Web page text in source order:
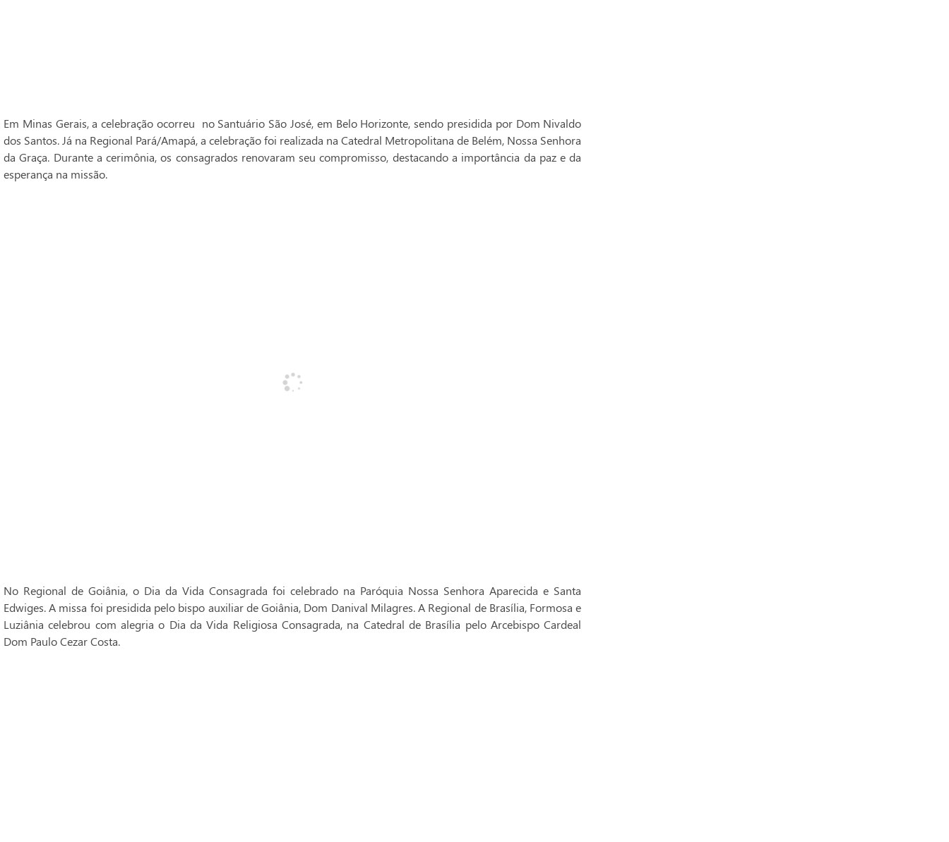
Em Minas Gerais, a celebração ocorreu no Santuário São José, em Belo Horizonte, sendo presidida por Dom Nivaldo
dos Santos. Já na Regional Pará/Amapá, a celebração foi realizada na Catedral Metropolitana de Belém, Nossa Senhora
da Graça. Durante a cerimônia, os consagrados renovaram seu compromisso, destacando a importância da paz e da
esperança na missão.
No Regional de Goiânia, o Dia da Vida Consagrada foi celebrado na Paróquia Nossa Senhora Aparecida e Santa
Edwiges. A missa foi presidida pelo bispo auxiliar de Goiânia, Dom Danival Milagres. A Regional de Brasília, Formosa e
Luziânia celebrou com alegria o Dia da Vida Religiosa Consagrada, na Catedral de Brasília pelo Arcebispo Cardeal
Dom Paulo Cezar Costa.